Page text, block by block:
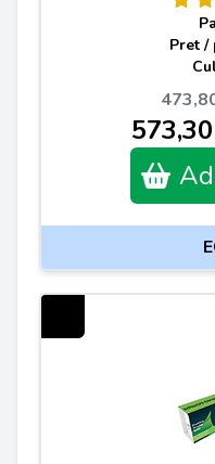
Pret /